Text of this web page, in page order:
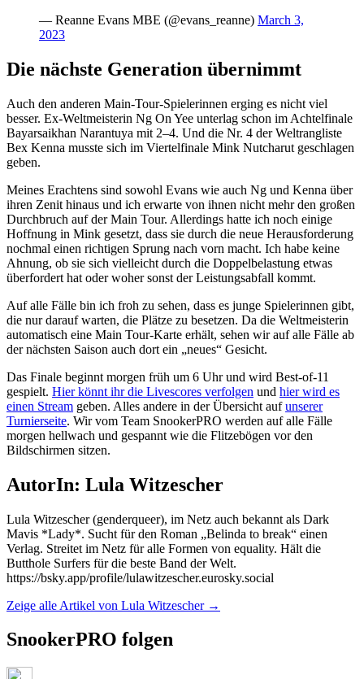
— Reanne Evans MBE (@evans_reanne) March 3,
2023
Die nächste Generation übernimmt
Auch den anderen Main-Tour-Spielerinnen erging es nicht viel
besser. Ex-Weltmeisterin Ng On Yee unterlag schon im Achtelfinale
Bayarsaikhan Narantuya mit 2–4. Und die Nr. 4 der Weltrangliste
Bex Kenna musste sich im Viertelfinale Mink Nutcharut geschlagen
geben.
Meines Erachtens sind sowohl Evans wie auch Ng und Kenna über
ihren Zenit hinaus und ich erwarte von ihnen nicht mehr den großen
Durchbruch auf der Main Tour. Allerdings hatte ich noch einige
Hoffnung in Mink gesetzt, dass sie durch die neue Herausforderung
nochmal einen richtigen Sprung nach vorn macht. Ich habe keine
Ahnung, ob sie sich vielleicht durch die Doppelbelastung etwas
überfordert hat oder woher sonst der Leistungsabfall kommt.
Auf alle Fälle bin ich froh zu sehen, dass es junge Spielerinnen gibt,
die nur darauf warten, die Plätze zu besetzen. Da die Weltmeisterin
automatisch eine Main Tour-Karte erhält, sehen wir auf alle Fälle ab
der nächsten Saison auch dort ein „neues“ Gesicht.
Das Finale beginnt morgen früh um 6 Uhr und wird Best-of-11
gespielt. Hier könnt ihr die Livescores verfolgen und hier wird es
einen Stream geben. Alles andere in der Übersicht aufunserer
Turnierseite. Wir vom Team SnookerPRO werden auf alle Fälle
morgen hellwach und gespannt wie die Flitzebögen vor den
Bildschirmen sitzen.
AutorIn: Lula Witzescher
Lula Witzescher (genderqueer), im Netz auch bekannt als Dark
Mavis *Lady*. Sucht für den Roman „Belinda to break“ einen
Verlag. Streitet im Netz für alle Formen von equality. Hält die
Butthole Surfers für die beste Band der Welt.
https://bsky.app/profile/lulawitzescher.eurosky.social
Zeige alle Artikel von Lula Witzescher →
SnookerPRO folgen